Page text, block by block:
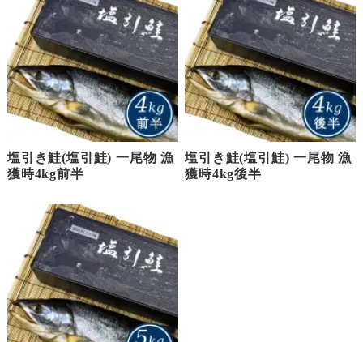
塩引き鮭(塩引鮭) 一尾物 漁
獲時4kg前半
塩引き鮭(塩引鮭) 一尾物 漁
獲時4kg後半